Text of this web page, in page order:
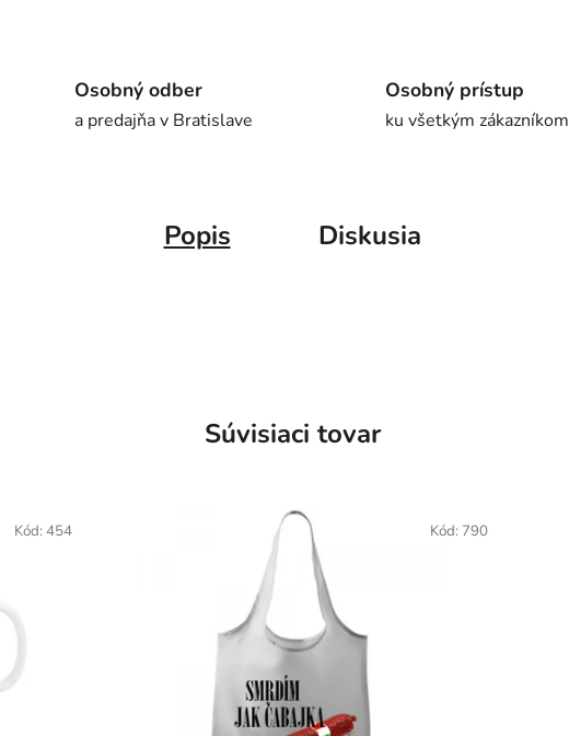
Osobný odber
a predajňa v Bratislave
Osobný prístup
ku všetkým zákazníkom
Popis Diskusia
Súvisiaci tovar
Kód:454 Kód: 790